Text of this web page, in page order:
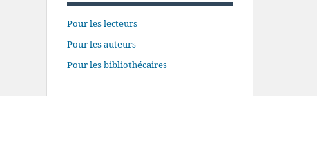
Pour les lecteurs
Pour les auteurs
Pour les bibliothécaires